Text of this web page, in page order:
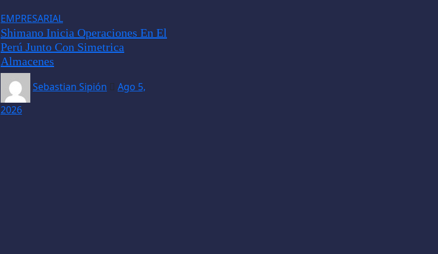
EMPRESARIAL
Shimano Inicia Operaciones En El
Perú Junto Con Simetrica
Almacenes
Sebastian Sipión
Ago 5,
2026